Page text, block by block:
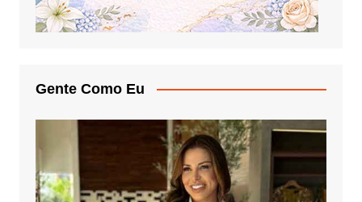
Gente Como Eu